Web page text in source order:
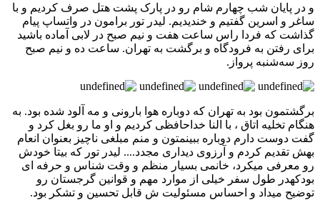
و در پایان شب چهارم شام رو در پارک پشت هتل صرف کردیم و با
ساغر و اسرین گفتیم و خندیدیم. لیدر تور برامون در واتساپ پیام
گذاشت که فردا راس ساعت هفت و نیم صبح در لابی آماده باشید
برای رفتن به فرودگاه و برگشت به تهران. ساعت ده و نیم صبح
روز سه‌شنبه پرواز.
برگشتمون بود به تهران که دوباره هوا بارونی و مه آلود شده بود. به
هنگام تخلیه اتاق ، با النا خداحافظی کردیم و او ما رو بغل کرد و
گفت دوست دارم دوباره ببینمتون و منم مبلغی ناچیز بعنوان انعام
بهش تقدیم کردم و آرزوی دیداری مجدد.... لیدر تور که بیتا خودش
رو معرفی میکرد، خانمی بسیار منظم و وقت شناس و حرفه ای
بودکهدر طول سفر خیلی از موارد مهم و قوانین گرجستان رو
توضیح میداد و احساس مسئولیت ش قابل تحسین و تشکر بود.